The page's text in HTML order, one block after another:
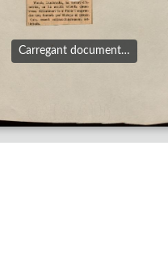
Carregant document…